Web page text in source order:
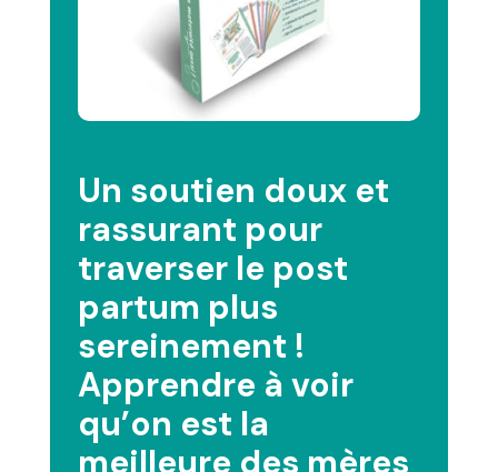
Un soutien doux et
rassurant pour
traverser le post
partum plus
sereinement !
Apprendre à voir
qu’on est la
meilleure des mères